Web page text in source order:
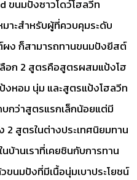
ขนมปังซาวโดว์โฮลวีท
าะสำหรับผู้ที่ควบคุมระดับ
ง ก็สามารถทานขนมปังยีสต์
อก 2 สูตรคือสูตรผสมแป้งโฮ
งหอม นุ่ม และสูตรแป้งโฮลวีท
กว่าสูตรแรกเล็กน้อยแต่มี
2 สูตรในต่างประเทศนิยมทาน
านเราที่เคยชินกับการทาน
นมปังที่มีเนื้อนุ่มเบาประโยชน์